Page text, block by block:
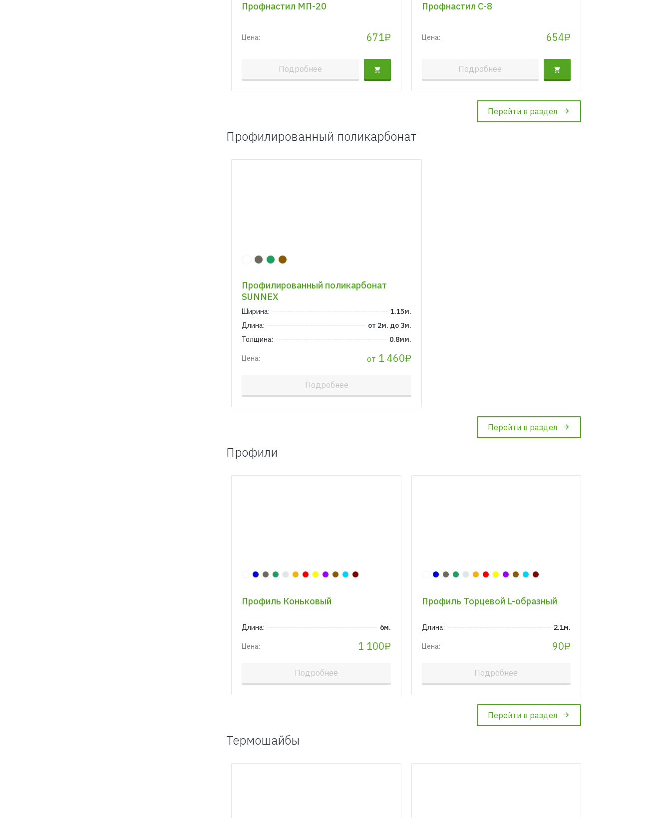
Профнастил МП-20
Цена: 671₽
Подробнее
Профнастил C-8
Цена: 654₽
Подробнее
Перейти в раздел
Профилированный поликарбонат
Профилированный поликарбонат
SUNNEX
Ширина:
1.15м.
Длина:
от 2м. до 3м.
Толщина:
0.8мм.
Цена: от 1 460₽
Подробнее
Перейти в раздел
Профили
Профиль Коньковый
Длина: 6м.
Цена: 1 100₽
Подробнее
Профиль Торцевой L-образный
Длина: 2.1м.
Цена: 90₽
Подробнее
Перейти в раздел
Термошайбы